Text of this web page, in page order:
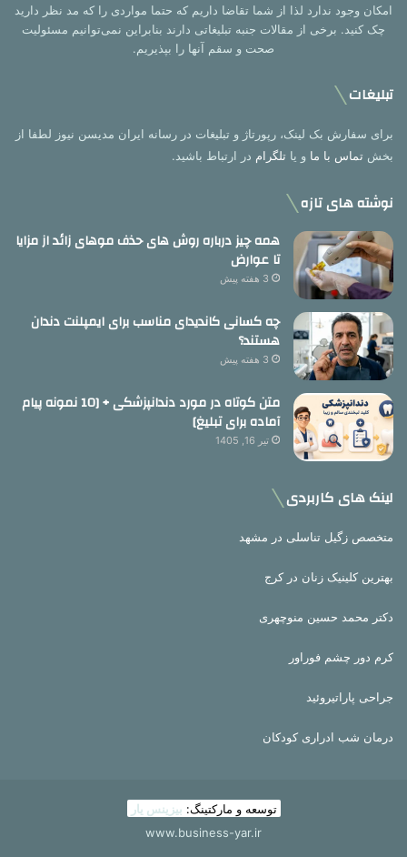
امکان وجود ندارد لذا از شما تقاضا داریم که حتما مواردی را که مد نظر دارید
چک کنید. برخی از مقالات جنبه تبلیغاتی دارند بنابراین نمی‌توانیم مسئولیت
صحت و سقم آنها را بپذیریم.
تبلیغات
برای سفارش بک لینک، رپورتاژ و تبلیغات در رسانه ایران مدیسن نیوز لطفا از
بخش تماس با ما و یا تلگرام در ارتباط باشید.
نوشته های تازه
همه چیز درباره روش های حذف موهای زائد از مزایا
تا عوارض
3 هفته پیش
چه کسانی کاندیدای مناسب برای ایمپلنت دندان
هستند؟
3 هفته پیش
متن کوتاه در مورد دندانپزشکی + [10 نمونه پیام
آماده برای تبلیغ]
تیر 16, 1405
لینک های کاربردی
متخصص زگیل تناسلی در مشهد
بهترین کلینیک زنان در کرج
دکتر محمد حسین منوچهری
کرم دور چشم فوراور
جراحی پاراتیروئید
درمان شب ادراری کودکان
توسعه و مارکتینگ: بیزینس یار
www.business-yar.ir